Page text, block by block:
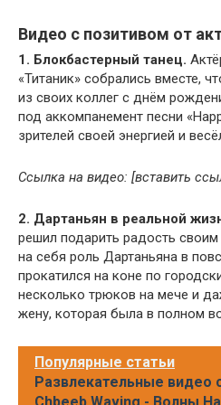
Видео с позитивом от
1. Блокбастерный танец.
«Титаник» собрались вместе,
из своих коллег с днём
под аккомпанемент песни
зрителей своей энергией и
Ссылка на видео: [вставить
2. Дартаньян в реальной
решил подарить радость
на себя роль Дартаньяна в
прокатился на коне по
несколько трюков на мече и
жену, которая была в полном
Популярные статьи
Развлекательные видео